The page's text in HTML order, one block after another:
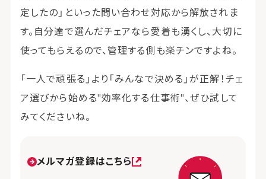
定したの」といった問い合わせ対応から解放されま
す。自分達で選んだチェアなら愛着も湧くし、大切に
使ってもらえるので、管理する側も楽チンですよね。
「一人で頑張る」より「みんなで決める」が正解！チェ
ア選びから始める"効率化する仕事術"、ぜひ試して
みてくださいね。
メルマガ登録はこちら